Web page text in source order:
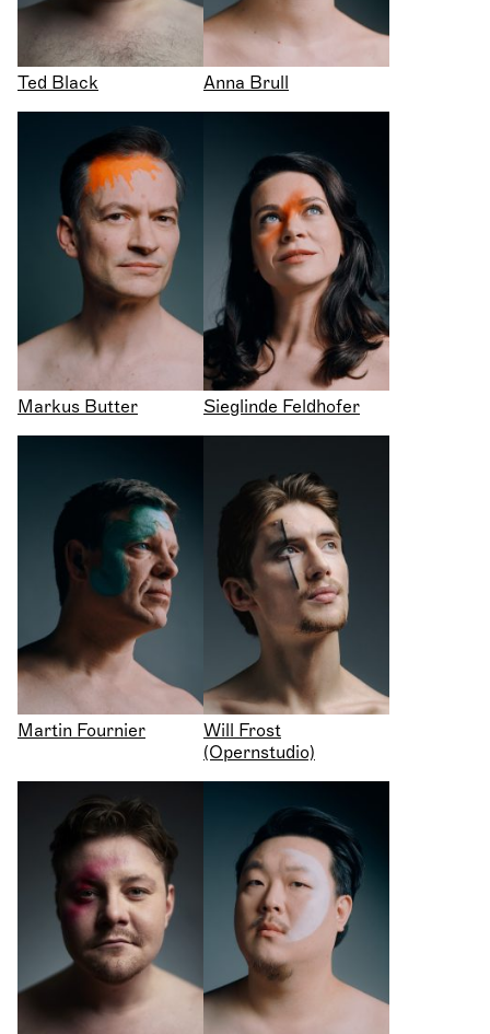
Ted Black Anna Brull
Markus Butter Sieglinde Feldhofer
Martin Fournier
Will Frost
(Opernstudio)